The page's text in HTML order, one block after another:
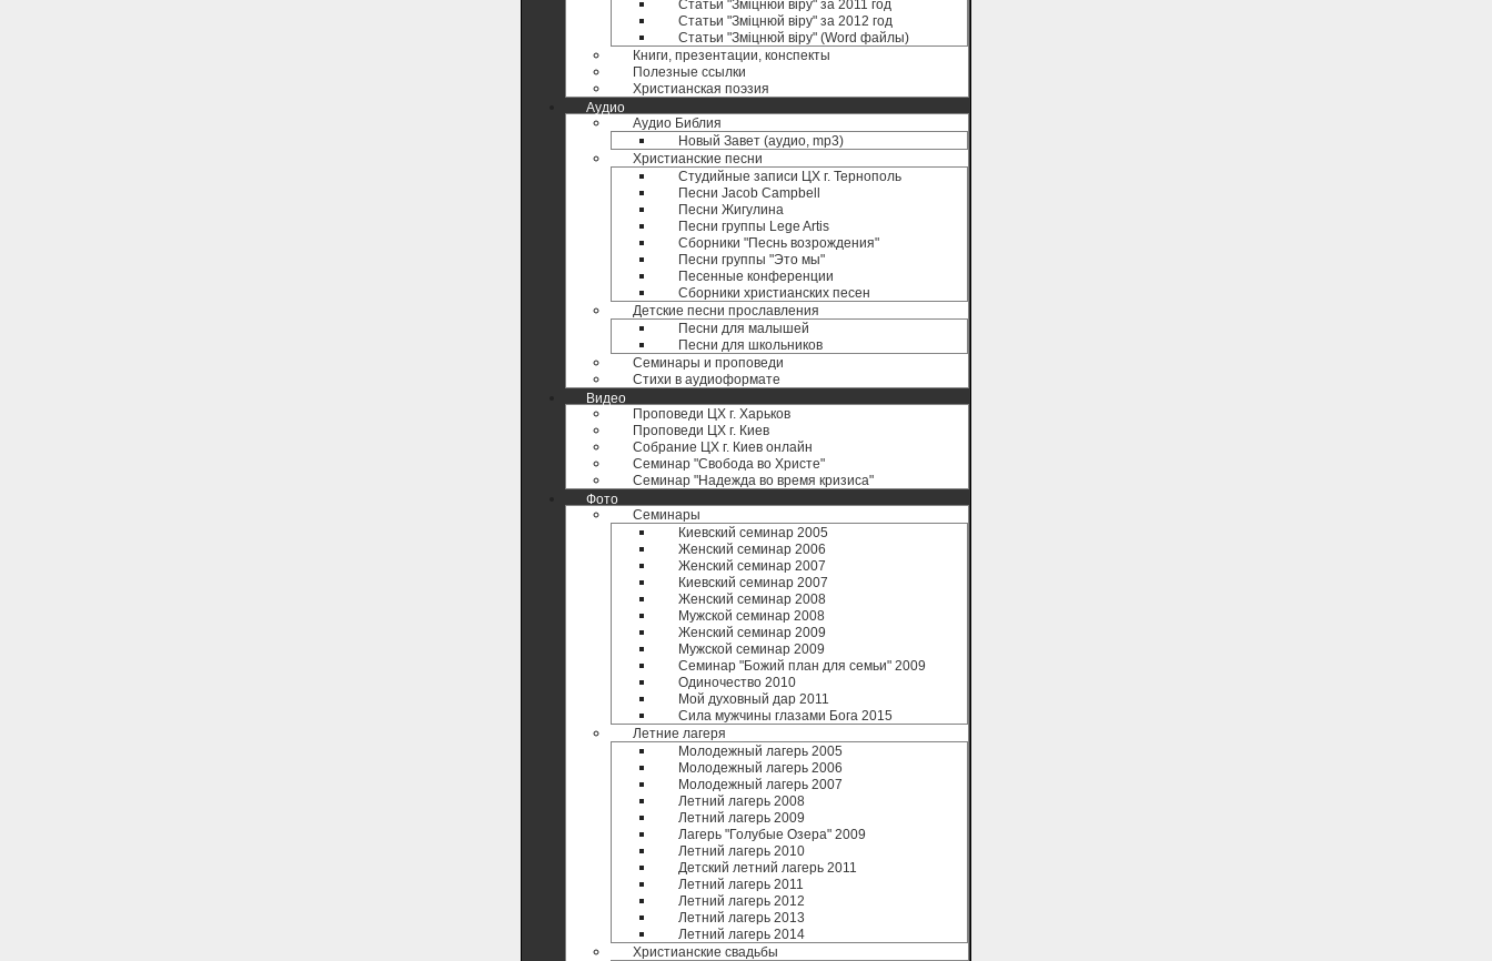
Статьи "Зміцнюй віру" за 2011 год
Статьи "Зміцнюй віру" за 2012 год
Статьи "Зміцнюй віру" (Word файлы)
Книги, презентации, конспекты
Полезные ccылки
Христианская поэзия
Аудио
Аудио Библия
Новый Завет (аудио, mp3)
Христианские песни
Студийные записи ЦХ г. Тернополь
Песни Jacob Campbell
Песни Жигулина
Песни группы Lege Artis
Сборники "Песнь возрождения"
Песни группы "Это мы"
Песенные конференции
Сборники христианских песен
Детские песни прославления
Песни для малышей
Песни для школьников
Семинары и проповеди
Стихи в аудиоформате
Видео
Проповеди ЦХ г. Харьков
Проповеди ЦХ г. Киев
Собрание ЦХ г. Киев онлайн
Семинар "Свобода во Христе"
Семинар "Надежда во время кризиса"
Фото
Семинары
Киевский семинар 2005
Женский семинар 2006
Женский семинар 2007
Киевский семинар 2007
Женский семинар 2008
Мужской семинар 2008
Женский семинар 2009
Мужской семинар 2009
Семинар "Божий план для семьи" 2009
Одиночество 2010
Мой духовный дар 2011
Сила мужчины глазами Бога 2015
Летние лагеря
Молодежный лагерь 2005
Молодежный лагерь 2006
Молодежный лагерь 2007
Летний лагерь 2008
Летний лагерь 2009
Лагерь "Голубые Озера" 2009
Летний лагерь 2010
Детский летний лагерь 2011
Летний лагерь 2011
Летний лагерь 2012
Летний лагерь 2013
Летний лагерь 2014
Христианские свадьбы